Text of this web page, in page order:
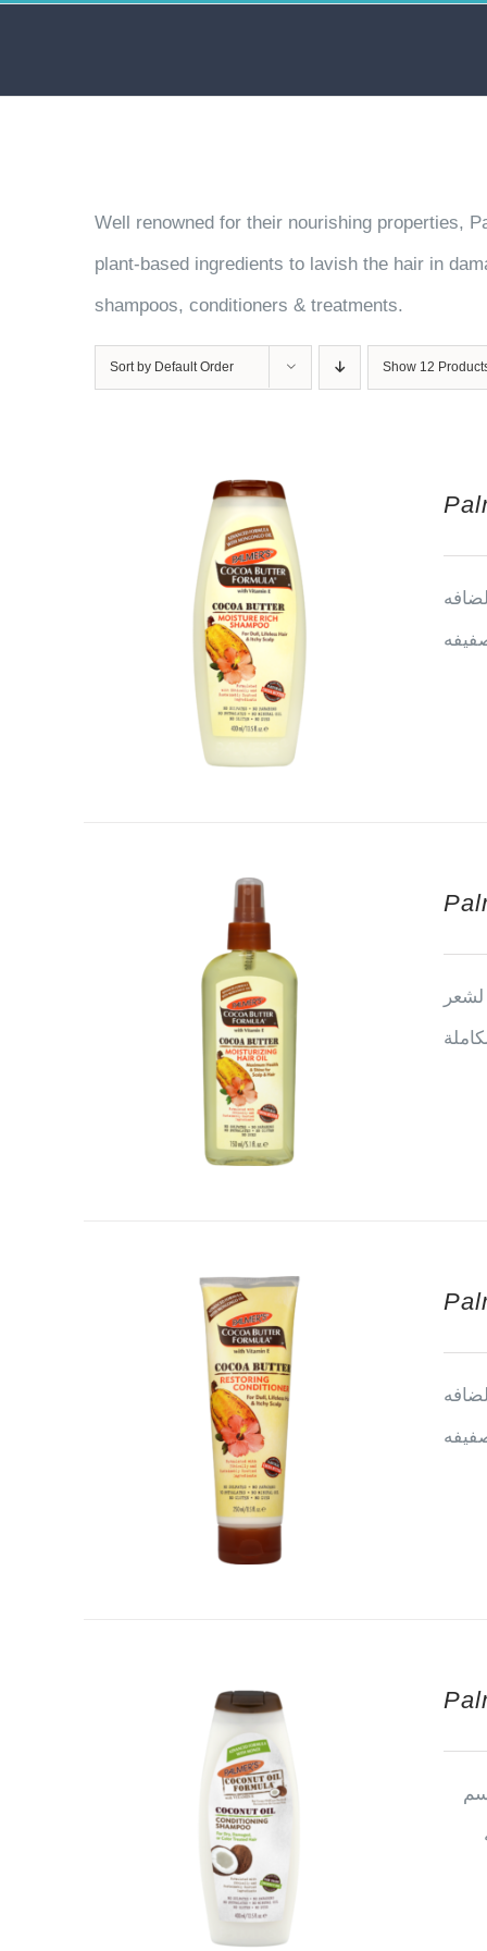
content
Well renowned for their nourishing properties,
plant-based ingredients to lavish the hair in
shampoos, conditioners & treatments.
Sort by Default Order Show 12